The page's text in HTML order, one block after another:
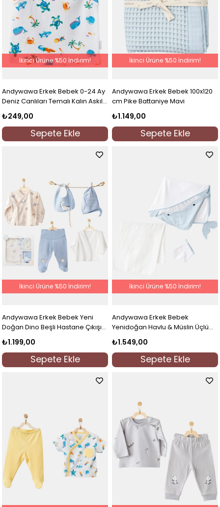
Andywawa Erkek Bebek 0-24 Ay
Deniz Canlıları Temalı Kalın Askılı
T-shirt Beyaz
₺249,00
Sepete Ekle
İkinci Ürüne %50 İndirim!
Andywawa Erkek Bebek 100x120
cm Pike Battaniye Mavi
₺1.149,00
Sepete Ekle
İkinci Ürüne %50 İndirim!
Andywawa Erkek Bebek Yeni
Doğan Dino Beşli Hastane Çıkışı
₺1.199,00
Sepete Ekle
İkinci Ürüne %50 İndirim!
Andywawa Erkek Bebek
Yenidoğan Havlu & Müslin Üçlü
₺1.549,00
Sepete Ekle
İkinci Ürüne %50 İndirim!